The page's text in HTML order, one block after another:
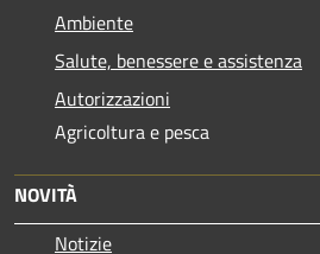
Ambiente
Salute, benessere e assistenza
Autorizzazioni
Agricoltura e pesca
NOVITÀ
Notizie